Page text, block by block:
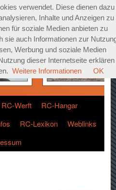
RC-Werft
RC-Hangar
RC-Lexikon
Weblinks
verwendet. Diese dienen dazu
Inhalte und Anzeigen zu
für soziale Medien anbieten zu
sie auch Informationen zur
Werbung und soziale Medien
dieser Internetseite erklären
Weitere Informationen OK